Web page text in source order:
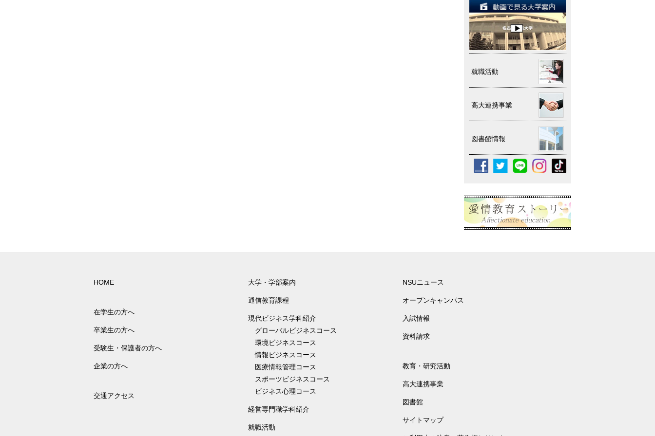
就職活動
高大連携事業
図書館情報
HOME
在学生の方へ
卒業生の方へ
受験生・保護者の方へ
企業の方へ
交通アクセス
大学・学部案内
通信教育課程
現代ビジネス学科紹介
グローバルビジネスコース
環境ビジネスコース
情報ビジネスコース
医療情報管理コース
スポーツビジネスコース
ビジネス心理コース
経営専門職学科紹介
就職活動
NSUニュース
オープンキャンパス
入試情報
資料請求
教育・研究活動
高大連携事業
図書館
サイトマップ